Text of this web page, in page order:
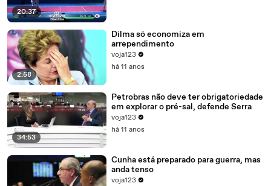
20:37
2:58
Dilma só economiza em
arrependimento
voja123
há 11 anos
34:53
Petrobras não deve ter obrigatoriedade
em explorar o pré-sal, defende Serra
voja123
há 11 anos
Cunha está preparado para guerra, mas
anda tenso
voja123